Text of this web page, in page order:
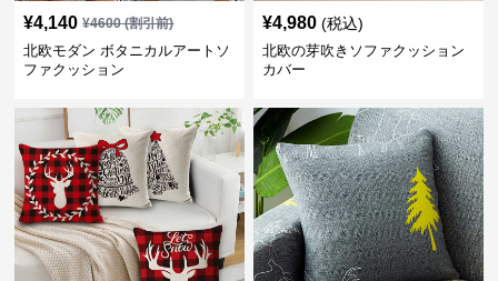
¥4,140 ¥4600(割引前)
北欧モダン ボタニカルアートソ
ファクッション
¥4,980 (税込)
北欧の芽吹きソファクッション
カバー